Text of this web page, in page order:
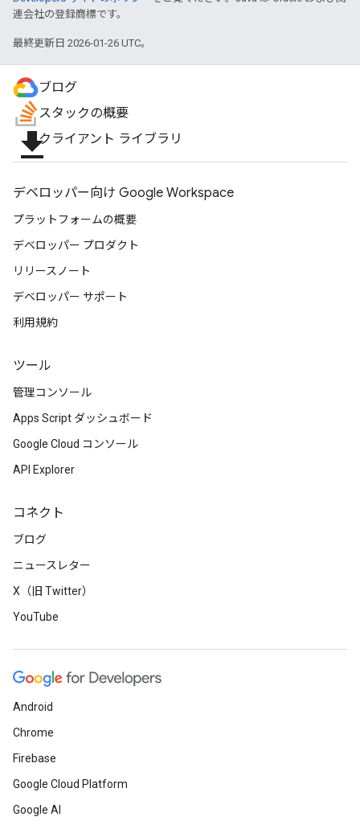
連会社の登録商標です。
最終更新日 2026-01-26 UTC。
ブログ
スタックの概要
file_downloadクライアント ライブラリ
デベロッパー向け Google Workspace
プラットフォームの概要
デベロッパー プロダクト
リリースノート
デベロッパー サポート
利用規約
ツール
管理コンソール
Apps Script ダッシュボード
Google Cloud コンソール
API Explorer
コネクト
ブログ
ニュースレター
X（旧 Twitter）
YouTube
Android
Chrome
Firebase
Google Cloud Platform
Google AI